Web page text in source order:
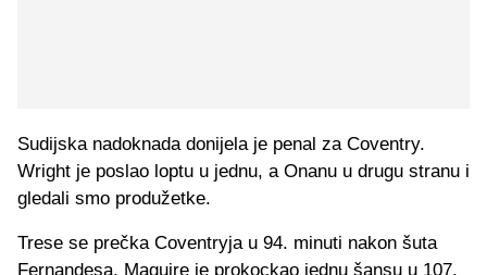
Sudijska nadoknada donijela je penal za Coventry.
Wright je poslao loptu u jednu, a Onanu u drugu stranu i
gledali smo produžetke.
Trese se prečka Coventryja u 94. minuti nakon šuta
Fernandesa. Maguire je prokockao jednu šansu u 107.